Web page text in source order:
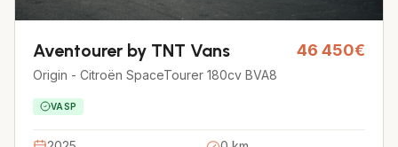
Volkswagen Transporter 39 990€
Eden Campervan L2H1 2.0 TDI 140ch — VASP
VASP